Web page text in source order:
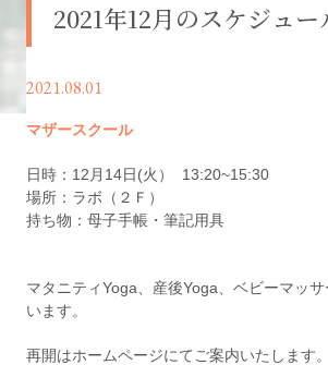
2021年12月のスケジュ
2021.08.01
マザースクール
日時：12月14日(火） 13:20~15:30
場所：ラボ（２Ｆ）
持ち物：母子手帳・筆記用具
マタニティYoga、産後Yoga、ベビーマッ
います。
再開はホームページにてご案内いたします。